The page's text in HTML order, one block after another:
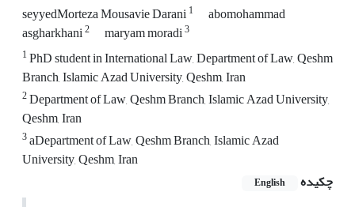
seyyedMorteza Mousavie Darani1
abomohammad
asgharkhani2 maryam moradi3
1PhD student in International Law, Department of Law, Qeshm
Branch, Islamic Azad University, Qeshm, Iran
2Department of Law, Qeshm Branch, Islamic Azad University,
Qeshm, Iran
3aDepartment of Law, Qeshm Branch, Islamic Azad
University, Qeshm, Iran
چکیده
English